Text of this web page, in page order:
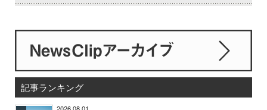
記事ランキング